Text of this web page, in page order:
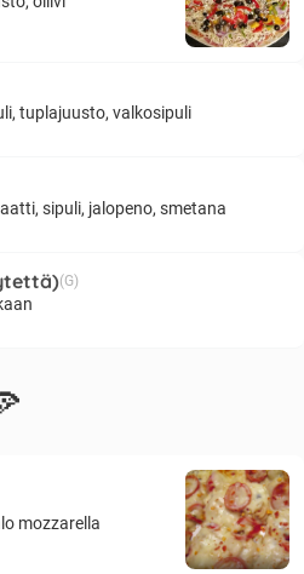
tuplajuusto, valkosipuli
sipuli, jalopeno, smetana
(G)
mozzarella